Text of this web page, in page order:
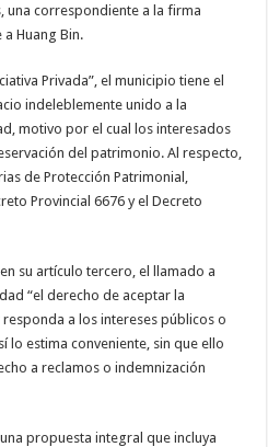
una correspondiente a la firma
a Huang Bin.
Privada”, el municipio tiene el
indeleblemente unido a la
motivo por el cual los interesados
del patrimonio. Al respecto,
de Protección Patrimonial,
Provincial 6676 y el Decreto
su artículo tercero, el llamado a
“el derecho de aceptar la
a los intereses públicos o
lo estima conveniente, sin que ello
a reclamos o indemnización
propuesta integral que incluya